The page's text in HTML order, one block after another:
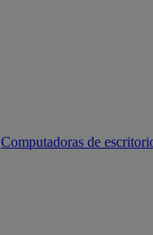
Computadoras de